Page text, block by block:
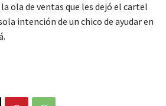
ola de ventas que les dejó el cartel
intención de un chico de ayudar en